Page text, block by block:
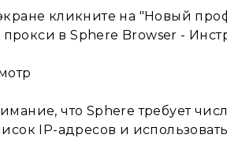
кликните на "Новый
что Sphere требует
IP-адресов и